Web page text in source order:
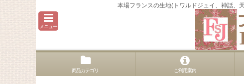
本場フランスの生地(トワルドジュイ、神話、
メニュー
商品カテゴリ ご利用案内